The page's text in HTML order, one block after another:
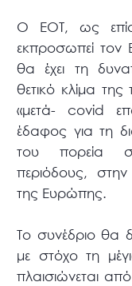
Ο ΕΟΤ, ως
εκπροσωπεί τον
θα έχει τη
θετικό κλίμα
«μετά- covid
έδαφος για τη
του πορεία
περιόδους,
της Ευρώπης.
Το συνέδριο θα
με στόχο τη
πλαισιώνεται